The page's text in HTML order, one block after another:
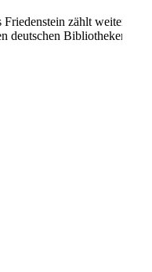
Friedenstein zählt
deutschen Bibliotheken